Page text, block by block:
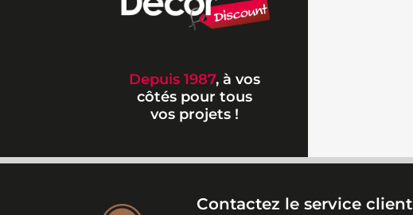
Depuis 1987, à vos
côtés pour tous
vos projets !
Contactez le service client